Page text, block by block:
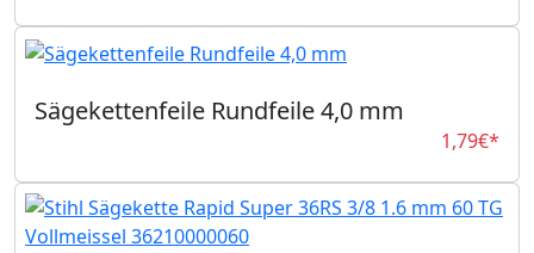
Sägekettenfeile Rundfeile 4,0 mm
1,79€*